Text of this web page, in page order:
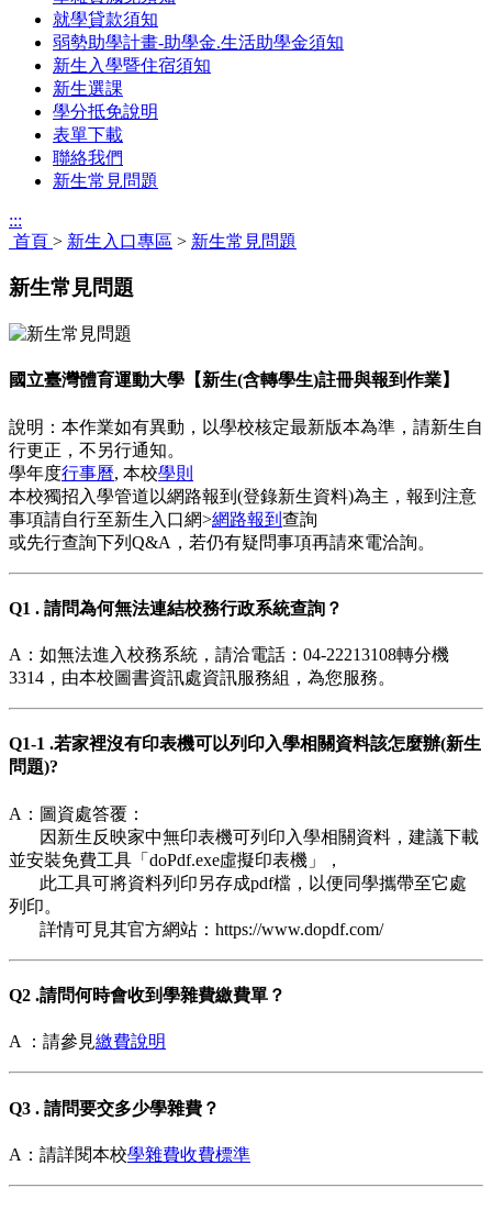
就學貸款須知
弱勢助學計畫-助學金.生活助學金須知
新生入學暨住宿須知
新生選課
學分抵免說明
表單下載
聯絡我們
新生常見問題
:::
首頁 > 新生入口專區 > 新生常見問題
新生常見問題
國立臺灣體育運動大學【新生(含轉學生)註冊與報到作業】
說明：本作業如有異動，以學校核定最新版本為準，請新生自
行更正，不另行通知。
學年度行事曆, 本校學則
本校獨招入學管道以網路報到(登錄新生資料)為主，報到注意
事項請自行至新生入口網>網路報到 查詢
或先行查詢下列Q&A，若仍有疑問事項再請來電洽詢。
Q1 . 請問為何無法連結校務行政系統查詢？
A：如無法進入校務系統，請洽電話：04-22213108轉分機
3314，由本校圖書資訊處資訊服務組，為您服務。
Q1-1 .若家裡沒有印表機可以列印入學相關資料該怎麼辦(新生
問題)?
A：圖資處答覆：
因新生反映家中無印表機可列印入學相關資料，建議下載
並安裝免費工具「doPdf.exe虛擬印表機」，
此工具可將資料列印另存成pdf檔，以便同學攜帶至它處
列印。
詳情可見其官方網站：https://www.dopdf.com/
Q2 .請問何時會收到學雜費繳費單？
A ：請參見繳費說明
Q3 . 請問要交多少學雜費？
A：請詳閱本校學雜費收費標準